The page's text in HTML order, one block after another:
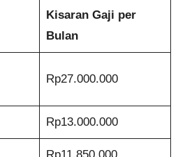
Kisaran Gaji per
Bulan
Rp27.000.000
Rp13.000.000